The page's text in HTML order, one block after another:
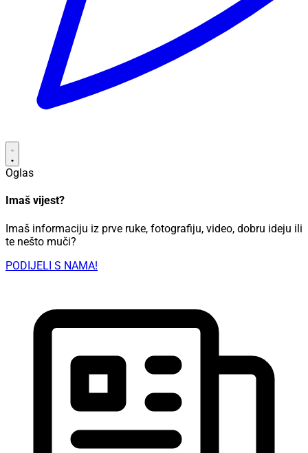
Oglas
Imaš vijest?
Imaš informaciju iz prve ruke, fotografiju, video, dobru ideju ili
te nešto muči?
PODIJELI S NAMA!